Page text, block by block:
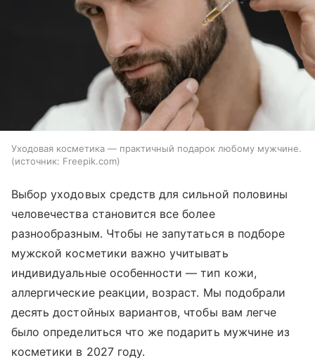
Уходовая косметика — практичный подарок любому мужчине.
источник: Freepik.com
Выбор уходовых средств для сильной половины
человечества становится все более
разнообразным. Чтобы не запутаться в подборе
мужской косметики важно учитывать
индивидуальные особенности — тип кожи,
аллергические реакции, возраст. Мы подобрали
десять достойных вариантов, чтобы вам легче
было определиться что же подарить мужчине из
косметики в 2027 году.